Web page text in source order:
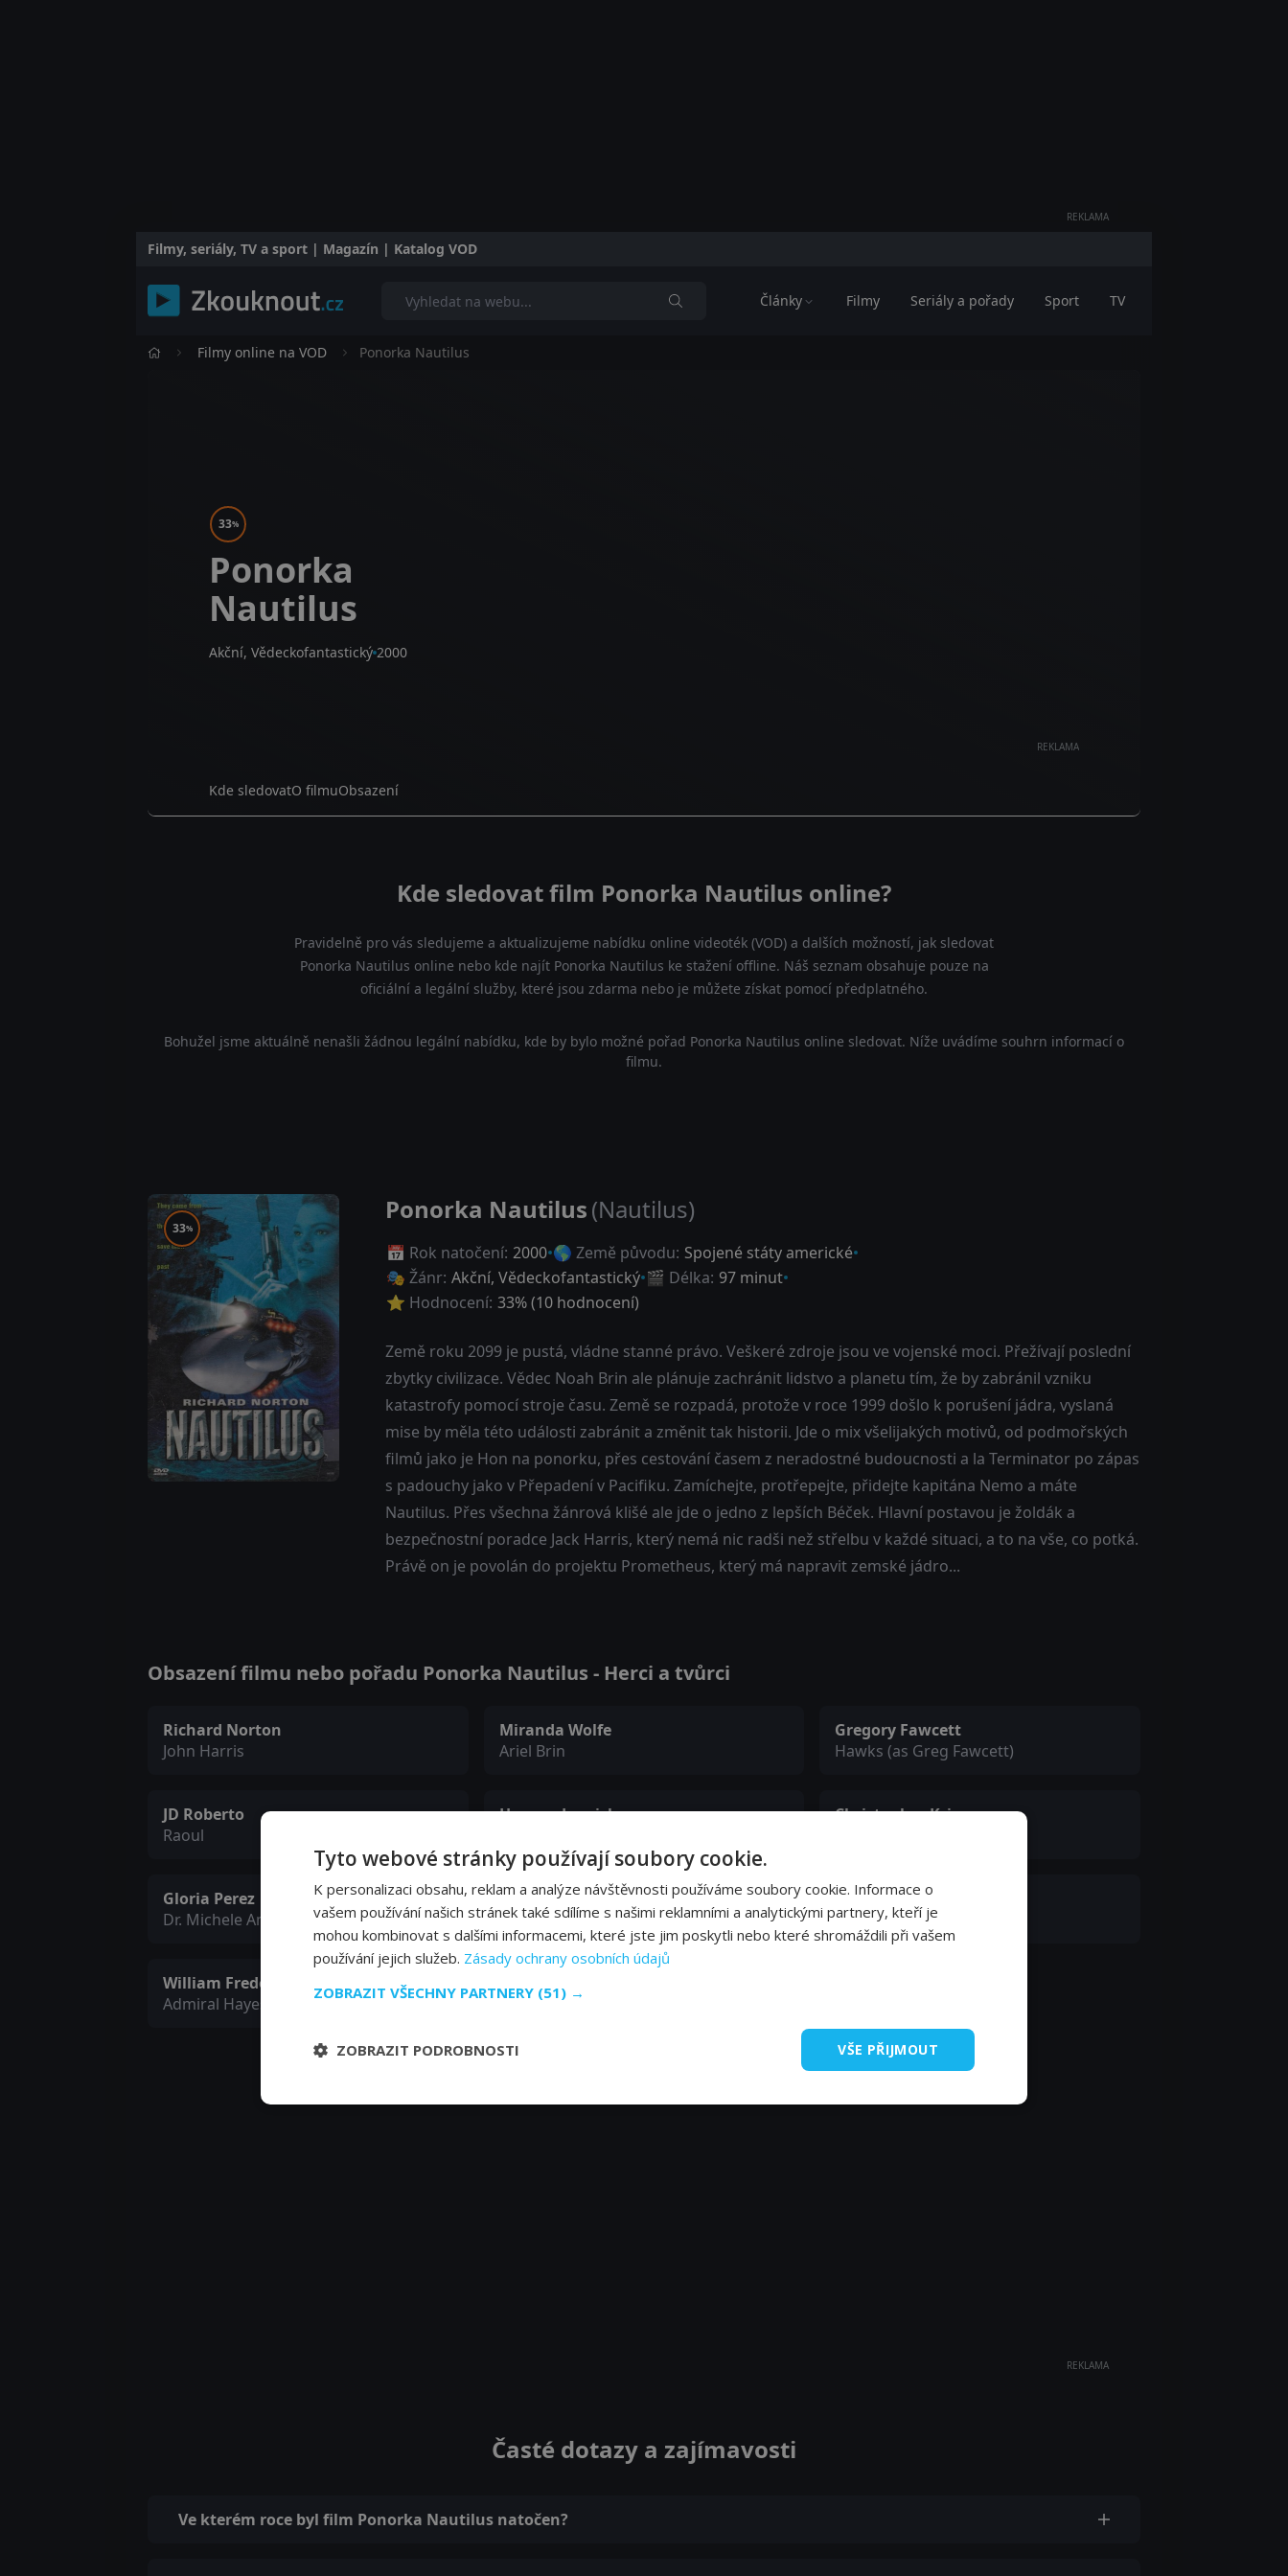
REKLAMA
Filmy, seriály, TV a sport | Magazín | Katalog VOD
Články Filmy Seriály a pořady Sport TV
Filmy online na VOD Ponorka Nautilus
REKLAMA
33%
Ponorka
Nautilus
Akční, Vědeckofantastický 2000
Kde sledovatO filmuObsazení
Kde sledovat film Ponorka Nautilus online?
Pravidelně pro vás sledujeme a aktualizujeme nabídku online videoték (VOD) a dalších možností, jak sledovat
Ponorka Nautilus online nebo kde najít Ponorka Nautilus ke stažení offline. Náš seznam obsahuje pouze na
oficiální a legální služby, které jsou zdarma nebo je můžete získat pomocí předplatného.
Bohužel jsme aktuálně nenašli žádnou legální nabídku, kde by bylo možné pořad Ponorka Nautilus online sledovat. Níže uvádíme souhrn informací o
filmu.
33%
Ponorka Nautilus(Nautilus)
📅 Rok natočení: 2000 🌎 Země původu: Spojené státy americké
🎭 Žánr: Akční, Vědeckofantastický 🎬 Délka: 97 minut
⭐ Hodnocení: 33% (10 hodnocení)
Země roku 2099 je pustá, vládne stanné právo. Veškeré zdroje jsou ve vojenské moci. Přežívají poslední
zbytky civilizace. Vědec Noah Brin ale plánuje zachránit lidstvo a planetu tím, že by zabránil vzniku
katastrofy pomocí stroje času. Země se rozpadá, protože v roce 1999 došlo k porušení jádra, vyslaná
mise by měla této události zabránit a změnit tak historii. Jde o mix všelijakých motivů, od podmořských
filmů jako je Hon na ponorku, přes cestování časem z neradostné budoucnosti a la Terminator po zápas
s padouchy jako v Přepadení v Pacifiku. Zamíchejte, protřepejte, přidejte kapitána Nemo a máte
Nautilus. Přes všechna žánrová klišé ale jde o jedno z lepších Béček. Hlavní postavou je žoldák a
bezpečnostní poradce Jack Harris, který nemá nic radši než střelbu v každé situaci, a to na vše, co potká.
Právě on je povolán do projektu Prometheus, který má napravit zemské jádro...
Obsazení filmu nebo pořadu Ponorka Nautilus - Herci a tvůrci
Richard Norton
John Harris
Miranda Wolfe
Ariel Brin
Gregory Fawcett
Hawks (as Greg Fawcett)
JD Roberto
Raoul
Hannes Jaenicke
Christopher Kriesa
Gloria Perez
Dr. Michele Ang
Victor Eschbach
Hammad Baslim
Michael Phenicie
Hawk
William Frederick Knight
Admiral Hayes
REKLAMA
Časté dotazy a zajímavosti
Ve kterém roce byl film Ponorka Nautilus natočen?
Tyto webové stránky používají soubory cookie.
K personalizaci obsahu, reklam a analýze návštěvnosti používáme soubory cookie. Informace o
vašem používání našich stránek také sdílíme s našimi reklamními a analytickými partnery, kteří je
mohou kombinovat s dalšími informacemi, které jste jim poskytli nebo které shromáždili při vašem
používání jejich služeb. Zásady ochrany osobních údajů
ZOBRAZIT VŠECHNY PARTNERY (51) →
VŠE PŘIJMOUT
ZOBRAZIT PODROBNOSTI